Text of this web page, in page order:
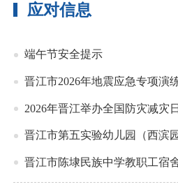
应对信息
端午节安全提示
晋江市2026年地震应急专项演
2026年晋江举办全国防灾减灾
晋江市第五实验幼儿园（西滨
晋江市陈埭民族中学教职工宿